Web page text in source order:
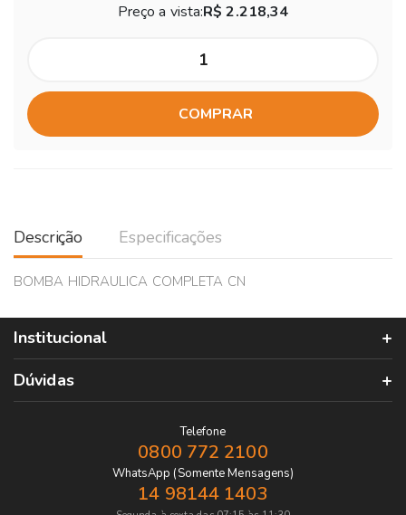
Preço a vista:R$ 2.218,34
COMPRAR
Descrição Especificações
BOMBA HIDRAULICA COMPLETA CN
Institucional
Dúvidas
Telefone
0800 772 2100
WhatsApp (Somente Mensagens)
14 98144 1403